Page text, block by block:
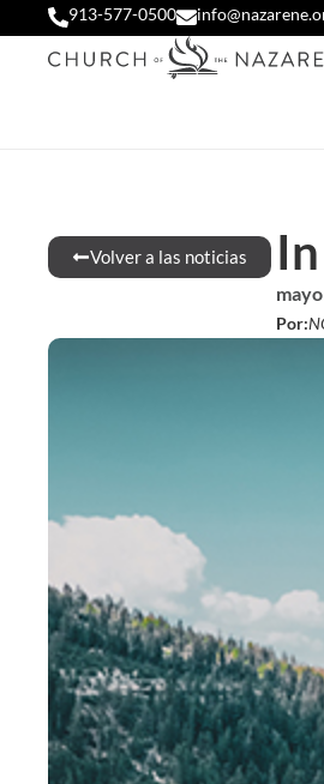
913-577-0500
Volver a las noticias
Por: